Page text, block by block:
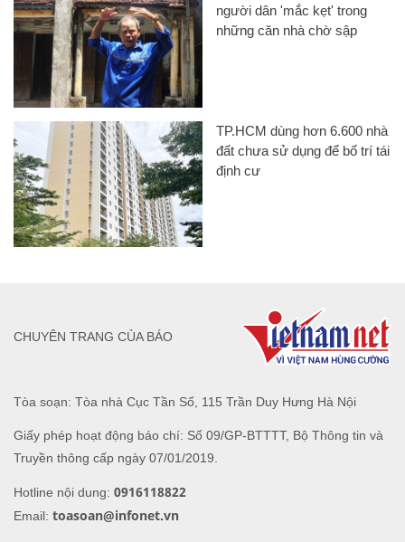
người dân 'mắc kẹt' trong
những căn nhà chờ sập
TP.HCM dùng hơn 6.600 nhà
đất chưa sử dụng để bố trí tái
định cư
Tòa soạn: Tòa nhà Cục Tần Số, 115 Trần Duy Hưng Hà Nội
Giấy phép hoạt động báo chí: Số 09/GP-BTTTT, Bộ Thông tin và
Truyền thông cấp ngày 07/01/2019.
Hotline nội dung: 0916118822
Email: toasoan@infonet.vn
CHUYÊN TRANG CỦA BÁO